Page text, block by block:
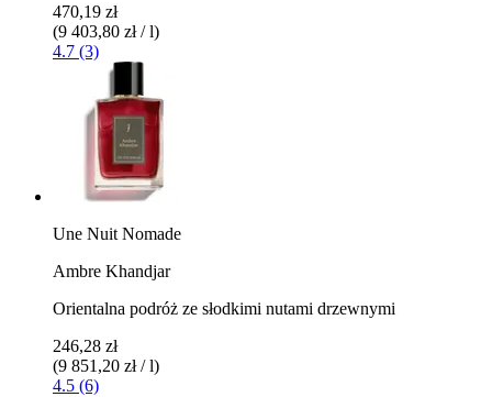
470,19 zł
(9 403,80 zł / l)
4.7 (3)
Une Nuit Nomade
Ambre Khandjar
Orientalna podróż ze słodkimi nutami drzewnymi
246,28 zł
(9 851,20 zł / l)
4.5 (6)